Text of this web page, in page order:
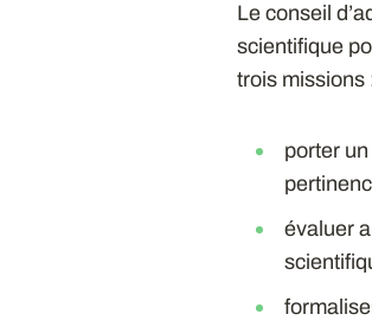
Le conseil
scientifique
trois missions
porter
évaluer